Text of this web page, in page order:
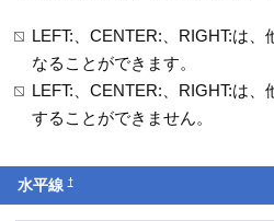
LEFT:、CENTER:、RIGHT:は
なることができます。
LEFT:、CENTER:、RIGHT:は
することができません。
水平線†